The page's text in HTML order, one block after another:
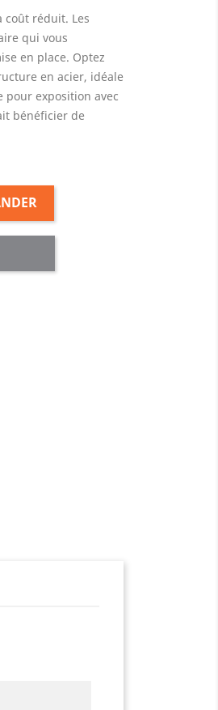
coût réduit. Les
qui vous
en place. Optez
en acier, idéale
pour exposition avec
bénéficier de